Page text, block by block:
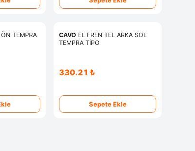
TEMPRA
CAVO EL FREN TEL ARKA SOL
TEMPRA TİPO
330.21 ₺
Sepete Ekle